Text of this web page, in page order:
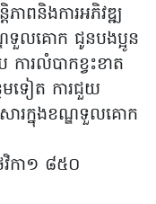
ាពនិងការអភិវឌ្ឍ
ទួលគោក ជូនបងប្អូន
ការលំបាកខ្វះខាត
មទៀត ការជួយ
ារក្នុងខណ្ឌទួលគោក
កា១ ៨៥០